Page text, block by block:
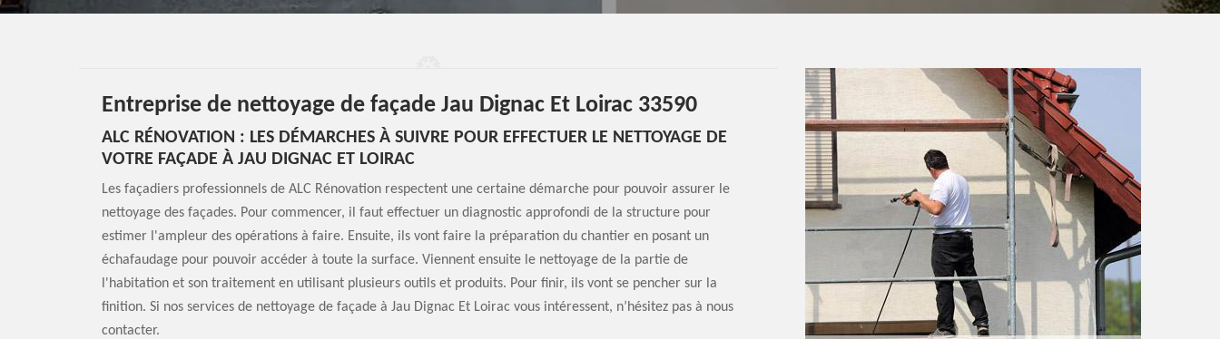
Entreprise de nettoyage de façade Jau Dignac Et Loirac 33590
ALC RÉNOVATION : LES DÉMARCHES À SUIVRE POUR EFFECTUER LE NETTOYAGE DE
VOTRE FAÇADE À JAU DIGNAC ET LOIRAC
Les façadiers professionnels de ALC Rénovation respectent une certaine démarche pour pouvoir assurer le
nettoyage des façades. Pour commencer, il faut effectuer un diagnostic approfondi de la structure pour
estimer l'ampleur des opérations à faire. Ensuite, ils vont faire la préparation du chantier en posant un
échafaudage pour pouvoir accéder à toute la surface. Viennent ensuite le nettoyage de la partie de
l'habitation et son traitement en utilisant plusieurs outils et produits. Pour finir, ils vont se pencher sur la
finition. Si nos services de nettoyage de façade à Jau Dignac Et Loirac vous intéressent, n’hésitez pas à nous
contacter.